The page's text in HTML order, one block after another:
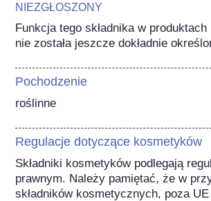
NIEZGŁOSZONY
Funkcja tego składnika w
nie została jeszcze dokładnie
Pochodzenie
roślinne
Regulacje dotyczące kosmetyków
Składniki kosmetyków podlegają
prawnym. Należy pamiętać, że w
składników kosmetycznych, poza